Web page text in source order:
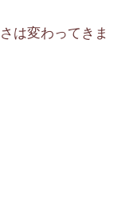
は変わってきま